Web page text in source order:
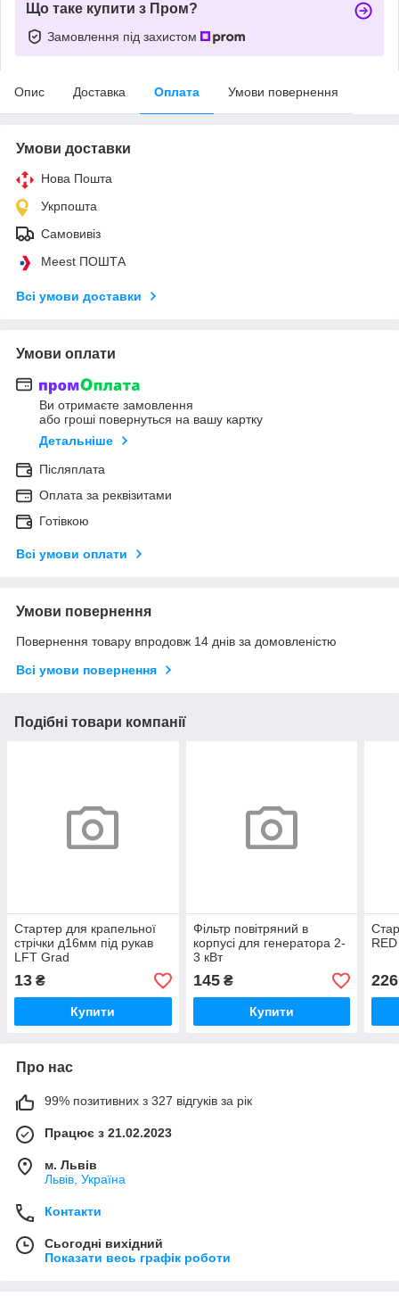
Що таке купити з Пром?
Замовлення під захистом
Опис Доставка Оплата Умови повернення
Умови доставки
Нова Пошта
Укрпошта
Самовивіз
Meest ПОШТА
Всі умови доставки
Умови оплати
Ви отримаєте замовлення
або гроші повернуться на вашу картку
Детальніше
Післяплата
Оплата за реквізитами
Готівкою
Всі умови оплати
Умови повернення
Повернення товару впродовж 14 днів за домовленістю
Всі умови повернення
Подібні товари компанії
Стартер для крапельної
стрічки д16мм під рукав
LFT Grad
13 ₴
Купити
Фільтр повітряний в
корпусі для генератора 2-
3 кВт
145₴
Купити
226
Про нас
99% позитивних з 327 відгуків за рік
Працює з 21.02.2023
м. Львів
Львів, Україна
Контакти
Сьогодні вихідний
Показати весь графік роботи